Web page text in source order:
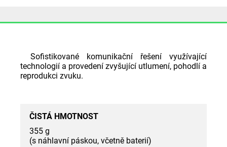
Sofistikované komunikační řešení využívající
technologií a provedení zvyšující utlumení, pohodlí a
reprodukci zvuku.
ČISTÁ HMOTNOST
355 g
(s náhlavní páskou, včetně baterií)